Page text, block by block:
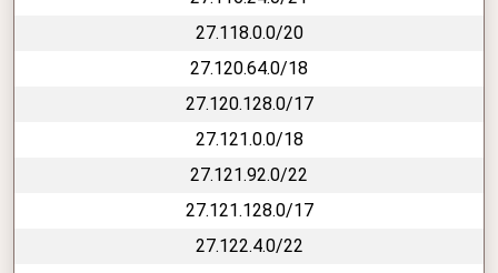
27.118.0.0/20
27.120.64.0/18
27.120.128.0/17
27.121.0.0/18
27.121.92.0/22
27.121.128.0/17
27.122.4.0/22